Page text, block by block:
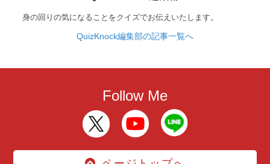
身の回りの気になることをクイズでお伝えいたします。
QuizKnock編集部の記事一覧へ
Follow Me